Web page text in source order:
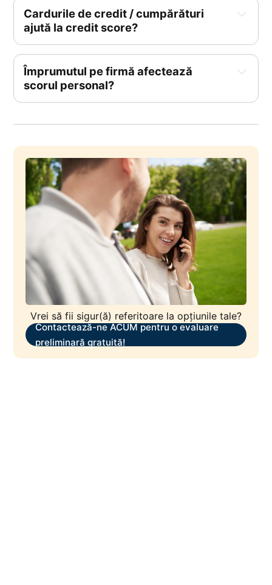
Cardurile de credit / cumpărături
ajută la credit score?
Împrumutul pe firmă afectează
scorul personal?
Vrei să fii sigur(ă) referitoare la opțiunile tale?
Contactează-ne ACUM pentru o evaluare
preliminară gratuită!